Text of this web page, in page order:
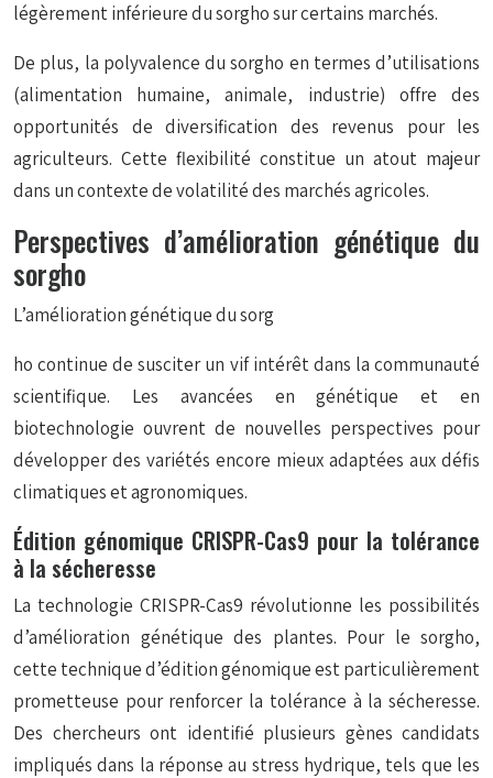
légèrement inférieure du sorgho sur certains marchés.
De plus, la polyvalence du sorgho en termes d’utilisations
(alimentation humaine, animale, industrie) offre des
opportunités de diversification des revenus pour les
agriculteurs. Cette flexibilité constitue un atout majeur
dans un contexte de volatilité des marchés agricoles.
Perspectives d’amélioration génétique du
sorgho
L’amélioration génétique du sorg
ho continue de susciter un vif intérêt dans la communauté
scientifique. Les avancées en génétique et en
biotechnologie ouvrent de nouvelles perspectives pour
développer des variétés encore mieux adaptées aux défis
climatiques et agronomiques.
Édition génomique CRISPR-Cas9 pour la tolérance
à la sécheresse
La technologie CRISPR-Cas9 révolutionne les possibilités
d’amélioration génétique des plantes. Pour le sorgho,
cette technique d’édition génomique est particulièrement
prometteuse pour renforcer la tolérance à la sécheresse.
Des chercheurs ont identifié plusieurs gènes candidats
impliqués dans la réponse au stress hydrique, tels que les